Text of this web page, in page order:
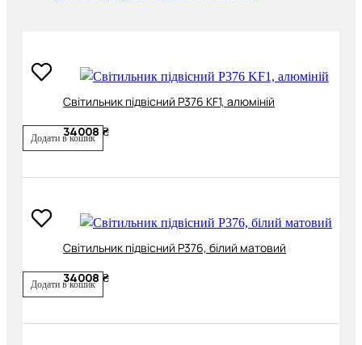
Cвітильник підвісний P376 KF1, алюміній
34008 ₴
Додати в кошик
Cвітильник підвісний P376, білий матовий
34008 ₴
Додати в кошик